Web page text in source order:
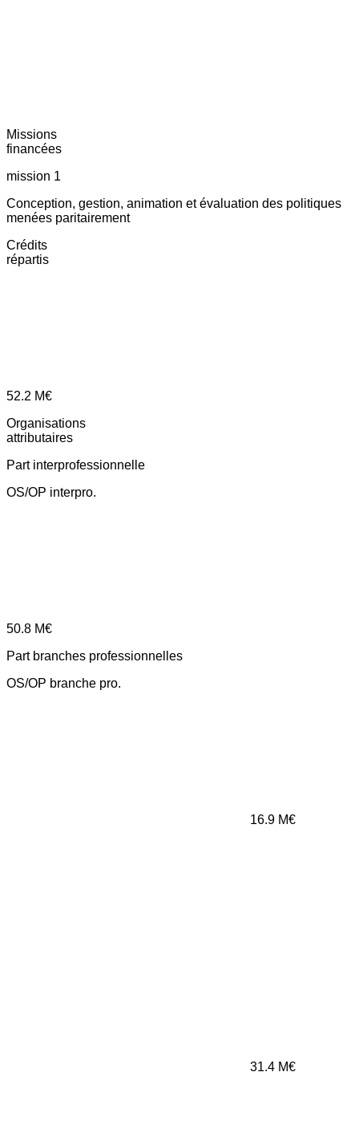
Missions
financées
mission 1
Conception, gestion, animation et évaluation des politiques
menées paritairement
Crédits
répartis
52.2 M€
Organisations
attributaires
Part interprofessionnelle
OS/OP interpro.
50.8 M€
Part branches professionnelles
OS/OP branche pro.
16.9 M€
31.4 M€